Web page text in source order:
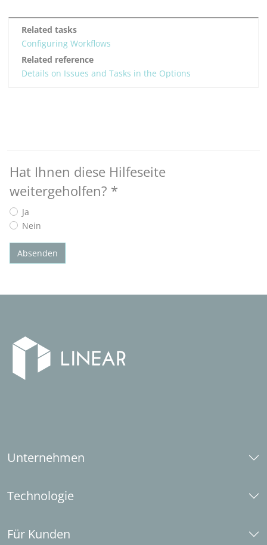
Related tasks
Configuring Workflows
Related reference
Details on Issues and Tasks in the Options
Hat Ihnen diese Hilfeseite
weitergeholfen? *
Ja
Nein
Absenden
Unternehmen
Karriere
LINEAR aktuell (Zeitschrift)
Technologie
Für Kunden